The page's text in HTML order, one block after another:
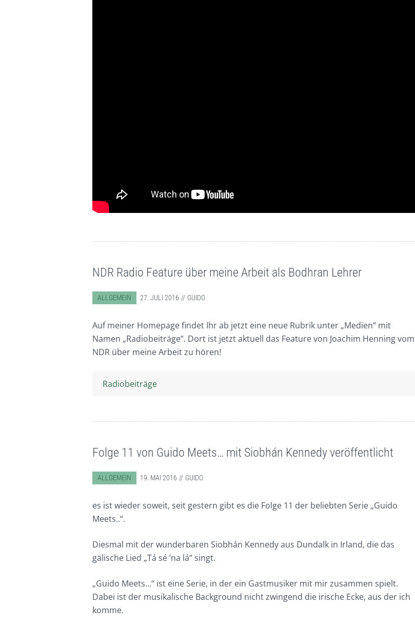
NDR Radio Feature über meine Arbeit als Bodhran Lehrer
ABGELEGT IN:
ALLGEMEIN 27. JULI 2016 GUIDO
Auf meiner Homepage findet Ihr ab jetzt eine neue Rubrik unter „Medien“ mit
Namen „Radiobeiträge“. Dort ist jetzt aktuell das Feature von Joachim Henning vom
NDR über meine Arbeit zu hören!
Radiobeiträge
Folge 11 von Guido Meets… mit Siobhán Kennedy veröffentlicht
ABGELEGT IN:
ALLGEMEIN 19. MAI 2016 GUIDO
es ist wieder soweit, seit gestern gibt es die Folge 11 der beliebten Serie „Guido
Meets..“.
Diesmal mit der wunderbaren Siobhán Kennedy aus Dundalk in Irland, die das
gälische Lied „Tá sé ’na lá“singt.
„Guido Meets…“ ist eine Serie, in der ein Gastmusiker mit mir zusammen spielt.
Dabei ist der musikalische Background nicht zwingend die irische Ecke, aus der ich
komme.